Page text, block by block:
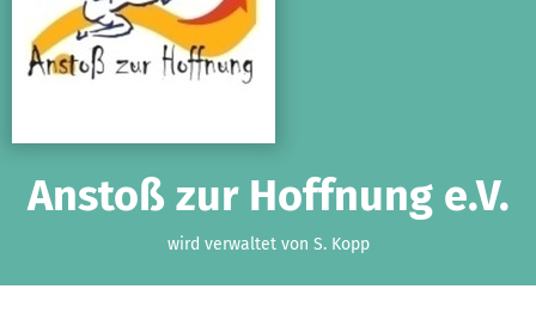
Anstoß zur Hoffnung e.V.
wird verwaltet von S. Kopp